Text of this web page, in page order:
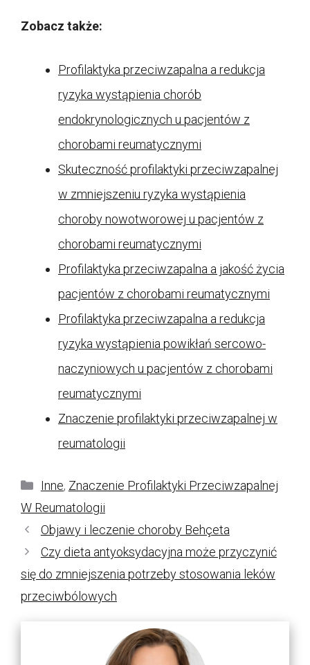
Zobacz także:
Profilaktyka przeciwzapalna a redukcja
ryzyka wystąpienia chorób
endokrynologicznych u pacjentów z
chorobami reumatycznymi
Skuteczność profilaktyki przeciwzapalnej
w zmniejszeniu ryzyka wystąpienia
choroby nowotworowej u pacjentów z
chorobami reumatycznymi
Profilaktyka przeciwzapalna a jakość życia
pacjentów z chorobami reumatycznymi
Profilaktyka przeciwzapalna a redukcja
ryzyka wystąpienia powikłań sercowo-
naczyniowych u pacjentów z chorobami
reumatycznymi
Znaczenie profilaktyki przeciwzapalnej w
reumatologii
Kategorie
Inne, Znaczenie Profilaktyki Przeciwzapalnej
W Reumatologii
Objawy i leczenie choroby Behçeta
Czy dieta antyoksydacyjna może przyczynić
się do zmniejszenia potrzeby stosowania leków
przeciwbólowych